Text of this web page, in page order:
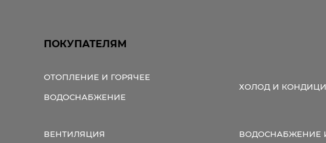
ПОКУПАТЕЛЯМ
ОТОПЛЕНИЕ И ГОРЯЧЕЕ
ВОДОСНАБЖЕНИЕ
ХОЛОД И
ВЕНТИЛЯЦИЯ ВОДОСНАБЖЕНИЕ